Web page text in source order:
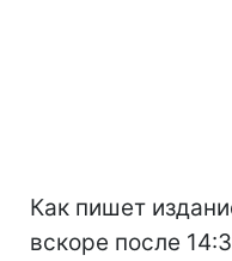
Как пишет
вскоре после